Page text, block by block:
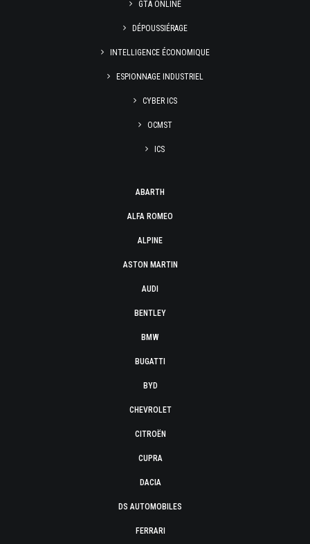
GTA ONLINE
DÉPOUSSIÉRAGE
INTELLIGENCE ÉCONOMIQUE
ESPIONNAGE INDUSTRIEL
CYBER ICS
OCMST
ICS
ABARTH
ALFA ROMEO
ALPINE
ASTON MARTIN
AUDI
BENTLEY
BMW
BUGATTI
BYD
CHEVROLET
CITROËN
CUPRA
DACIA
DS AUTOMOBILES
FERRARI